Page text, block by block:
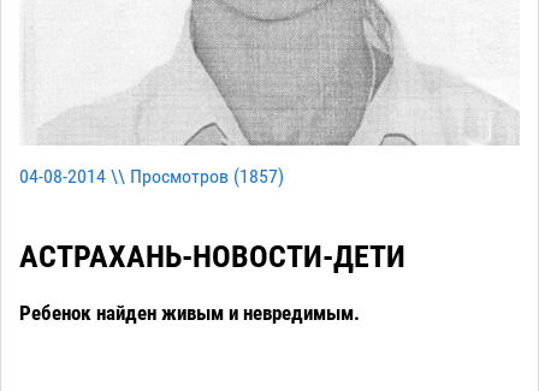
04-08-2014 \\ Просмотров (1857)
АСТРАХАНЬ-НОВОСТИ-ДЕТИ
Ребенок найден живым и невредимым.